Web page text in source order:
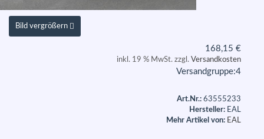
Bild vergrößern
168,15 €
inkl. 19 % MwSt. zzgl. Versandkosten
Versandgruppe:4
Art.Nr.: 63555233
Hersteller: EAL
Mehr Artikel von: EAL